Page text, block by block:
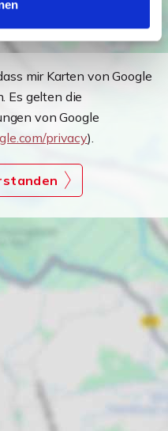
mir Karten von Google
Es gelten die
von Google
privacy).